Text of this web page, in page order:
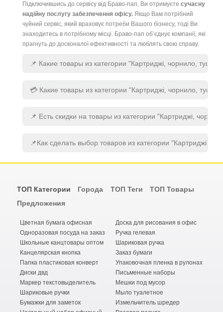
Підключившись до сервісу від Браво-пап, Ви отримуєте сучасну
надійну послугу забезпечення офісу. Якщо Вам потрібний
чуйний сервіс, який враховує потреби Вашого бізнесу, тоді Ви
знаходитесь в потрібному місці. Браво-пап об’єднує компанії, які
прагнуть до досконалої ефективності та люблять свою справу.
📌 Какие товары из категории "Картриджі, чорнило, туш"
💳 Какие товары из категории "Картриджі, чорнило, туш"
📌 Есть скидки на товары из категории "Картриджі,
📌Как сделать выбор товаров из категории "Картриджі,
ТОП Категории Города ТОП Теги
ТОП Товары
Предложения
Цветная бумага офисная
Одноразовая посуда на заказ
Школьные канцтовары оптом
Канцелярская кнопка
Папка пластиковая конверт
Диски двд
Маркер текстовыделитель
Шариковые ручки
Доска для рисования в офис
Ручка гелевая
Шариковая ручка
Заказ бумаги
Упаковочная пленка в рулонах
Письменные наборы
Мешки под мусор
Мыло туалетное
Бумажки для заметок
Измельчитель шредер